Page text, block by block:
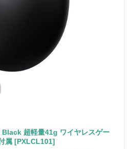
超軽量41g ワイヤレスゲー
属 [PXLCL101]